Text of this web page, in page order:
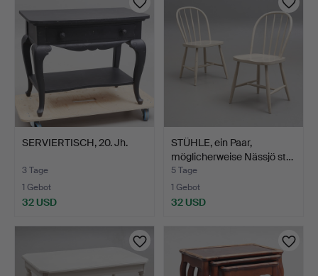
SERVIERTISCH, 20. Jh.
3 Tage
1 Gebot
32 USD
STÜHLE, ein Paar,
möglicherweise Nässjö st…
5 Tage
1 Gebot
32 USD